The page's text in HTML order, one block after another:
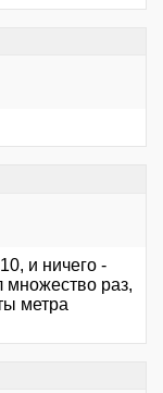
и ничего -
множество раз,
метра